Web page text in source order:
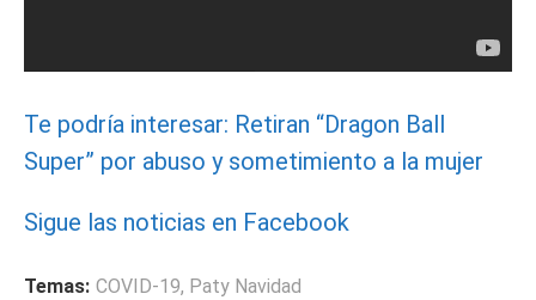
Te podría interesar: Retiran “Dragon Ball
Super” por abuso y sometimiento a la mujer
Sigue las noticias en Facebook
Temas: COVID-19, Paty Navidad